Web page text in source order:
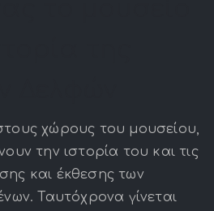
χώρους του μουσείου,
την ιστορία του και τις
και έκθεσης των
Ταυτόχρονα γίνεται